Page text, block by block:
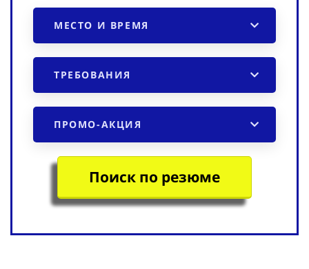
МЕСТО И ВРЕМЯ
ТРЕБОВАНИЯ
ПРОМО-АКЦИЯ
Поиск по резюме